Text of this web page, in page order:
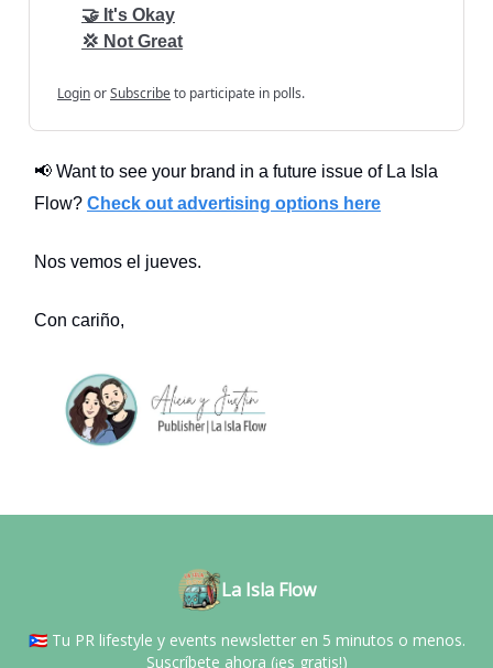
🤝 It's Okay
💢 Not Great
LoginorSubscribeto participate in polls.
📢 Want to see your brand in a future issue of La Isla
Flow? Check out advertising options here
Nos vemos el jueves.
Con cariño,
La Isla Flow
🇵🇷 Tu PR lifestyle y events newsletter en 5 minutos o menos.
Suscríbete ahora (¡es gratis!)